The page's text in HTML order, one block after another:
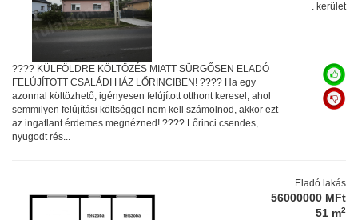
. kerület
???? KÜLFÖLDRE KÖLTÖZÉS MIATT SÜRGŐSEN ELADÓ
FELÚJÍTOTT CSALÁDI HÁZ LŐRINCIBEN! ???? Ha egy
azonnal költözhető, igényesen felújított otthont keresel, ahol
semmilyen felújítási költséggel nem kell számolnod, akkor ezt
az ingatlant érdemes megnézned! ???? Lőrinci csendes,
nyugodt rés...
Eladó lakás
56000000 MFt
51 m2